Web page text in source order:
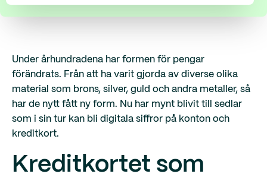
Under århundradena har formen för pengar
förändrats. Från att ha varit gjorda av diverse olika
material som brons, silver, guld och andra metaller, så
har de nytt fått ny form. Nu har mynt blivit till sedlar
som i sin tur kan bli digitala siffror på konton och
kreditkort.
Kreditkortet som